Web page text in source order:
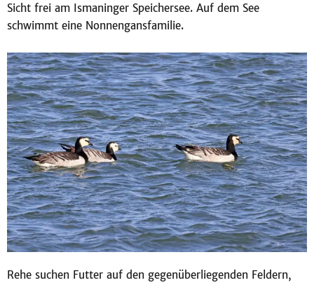
Sicht frei am Ismaninger Speichersee. Auf dem See
schwimmt eine Nonnengansfamilie.
Rehe suchen Futter auf den gegenüberliegenden Feldern,